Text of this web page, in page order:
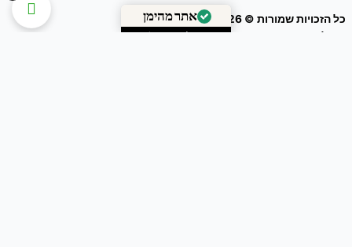
כל הזכויות שמורות © 2026
זרעים מציון
ניהול אתר – עיצוב ושיווק דיגיטלי :Webeing Digital
אתר מהימן